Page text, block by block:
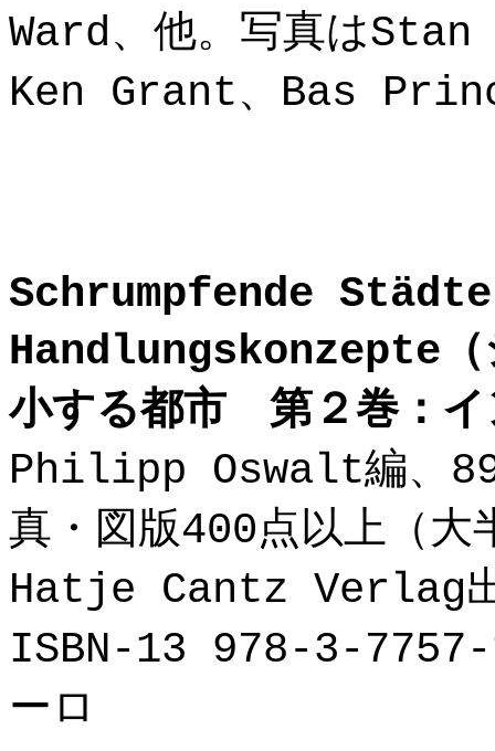
Ward、他。写真は
Ken Grant、Bas
Schrumpfende
Handlungskonzepte（
小する都市 第２巻：イ
Philipp Oswalt編、
真・図版400点以上（大
Hatje Cantz Verlag
ISBN-13 978-3-7757-
ーロ